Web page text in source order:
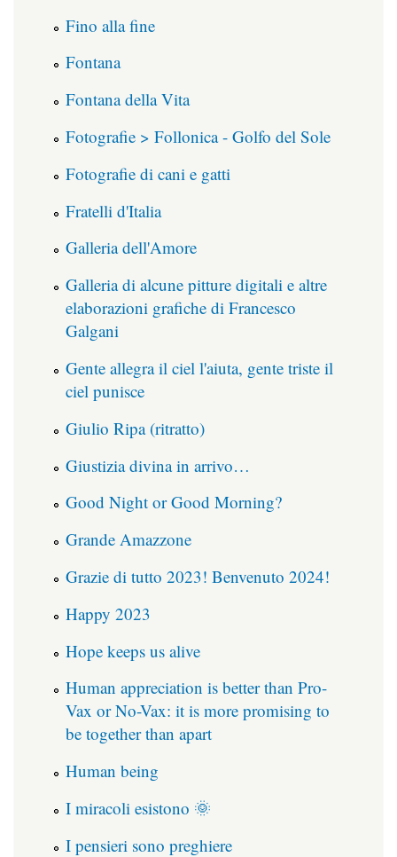
Fino alla fine
Fontana
Fontana della Vita
Fotografie > Follonica - Golfo del Sole
Fotografie di cani e gatti
Fratelli d'Italia
Galleria dell'Amore
Galleria di alcune pitture digitali e altre
elaborazioni grafiche di Francesco
Galgani
Gente allegra il ciel l'aiuta, gente triste il
ciel punisce
Giulio Ripa (ritratto)
Giustizia divina in arrivo…
Good Night or Good Morning?
Grande Amazzone
Grazie di tutto 2023! Benvenuto 2024!
Happy 2023
Hope keeps us alive
Human appreciation is better than Pro-
Vax or No-Vax: it is more promising to
be together than apart
Human being
I miracoli esistono 🌞
I pensieri sono preghiere